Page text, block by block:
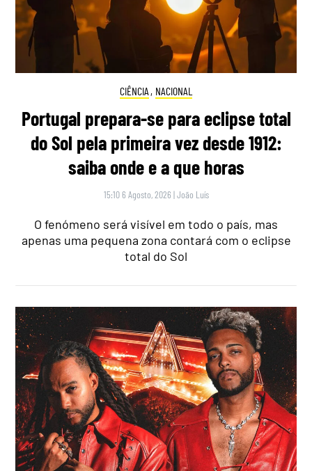
CIÊNCIA , NACIONAL
Portugal prepara-se para eclipse total
do Sol pela primeira vez desde 1912:
saiba onde e a que horas
15:10 6 Agosto, 2026 |João Luís
O fenómeno será visível em todo o país, mas
apenas uma pequena zona contará com o eclipse
total do Sol